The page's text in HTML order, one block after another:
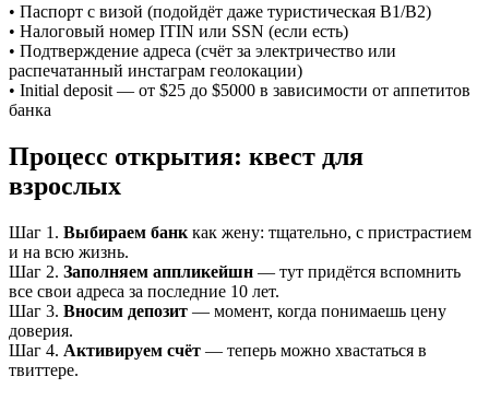
• Паспорт с визой (подойдёт даже туристическая B1/B2)
• Налоговый номер ITIN или SSN (если есть)
• Подтверждение адреса (счёт за электричество или
распечатанный инстаграм геолокации)
• Initial deposit — от $25 до $5000 в зависимости от аппетитов
банка
Процесс открытия: квест для
взрослых
Шаг 1. Выбираем банк как жену: тщательно, с пристрастием
и на всю жизнь.
Шаг 2. Заполняем аппликейшн — тут придётся вспомнить
все свои адреса за последние 10 лет.
Шаг 3. Вносим депозит — момент, когда понимаешь цену
доверия.
Шаг 4. Активируем счёт — теперь можно хвастаться в
твиттере.